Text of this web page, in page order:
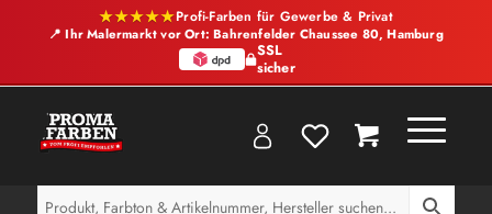
★★★★★Profi-Farben für Gewerbe & Privat
📍 Ihr Malermarkt vor Ort: Bahrenfelder Chaussee 80, Hamburg
SSL
sicher